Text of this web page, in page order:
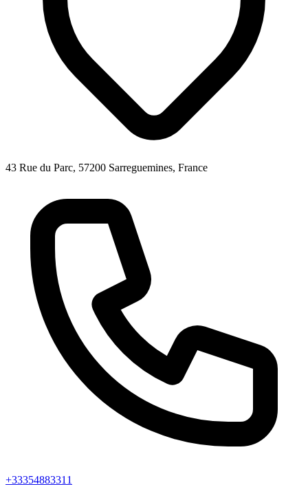
43 Rue du Parc, 57200 Sarreguemines, France
+33354883311